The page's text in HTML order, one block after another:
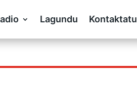
Lagundu Kontaktatu